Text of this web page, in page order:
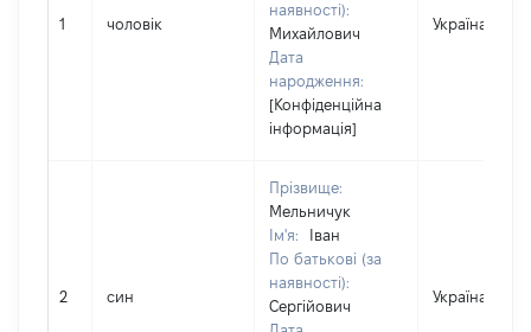
1 чоловік
наявності):
Михайлович
Дата
народження:
[Конфіденційна
інформація]
Україна
2 син
Прізвище:
Мельничук
Ім'я:
Іван
По батькові (за
наявності):
Сергійович
Україна